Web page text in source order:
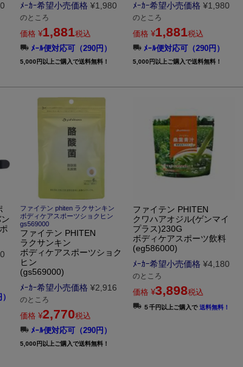
ﾒｰｶｰ希望小売価格 ¥1,980
のところ
価格 ¥1,881税込
ﾒｰﾙ便対応可（290円）
5,000円以上ご購入で送料無料！
ﾒｰｶｰ希望小売価格 ¥1,980
のところ
価格 ¥1,881税込
ﾒｰﾙ便対応可（290円）
5,000円以上ご購入で送料無料！
ファイテン phiten ラクサンキン
ボディケアスポーツショクヒン
gs569000
ファイテン PHITEN
ラクサンキン
ボディケアスポーツショク
ヒン
(gs569000)
ﾒｰｶｰ希望小売価格 ¥2,916
のところ
価格 ¥2,770税込
ﾒｰﾙ便対応可（290円）
5,000円以上ご購入で送料無料！
ファイテン PHITEN
クワハアオジル(ゲンマイ
プラス)230G
ボディケアスポーツ飲料
(eg586000)
ﾒｰｶｰ希望小売価格 ¥4,180
のところ
価格 ¥3,898税込
５千円以上ご購入で送料無料！